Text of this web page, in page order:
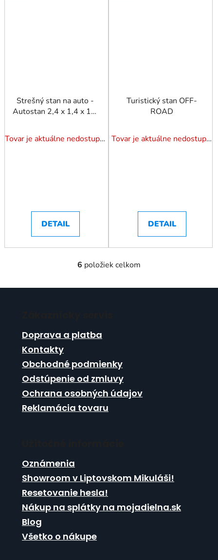
Strešný stan na auto -
Autostan 2,4 x 1,4 x 1,3
Tovar je aktuálne nedostupný. Dotazuj dostupnosť.
DETAIL
Turistický stan OFF-
ROAD
Tovar je aktuálne nedostupný. Dotazuj dostupnosť.
DETAIL
O
l
p
r
v
k
y
u
6 položiek celkom
Doprava a platba
Kontakty
Obchodné podmienky
Odstúpenie od zmluvy
Ochrana osobných údajov
Reklamácia tovaru
Oznámenia
Showroom v Liptovskom Mikuláši!
Resetovanie hesla!
Nákup na splátky na mojadielna.sk
Blog
Všetko o nákupe